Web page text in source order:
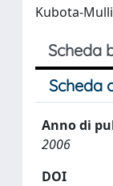
Kubota-
Scheda
Scheda
Anno di
2006
DOI